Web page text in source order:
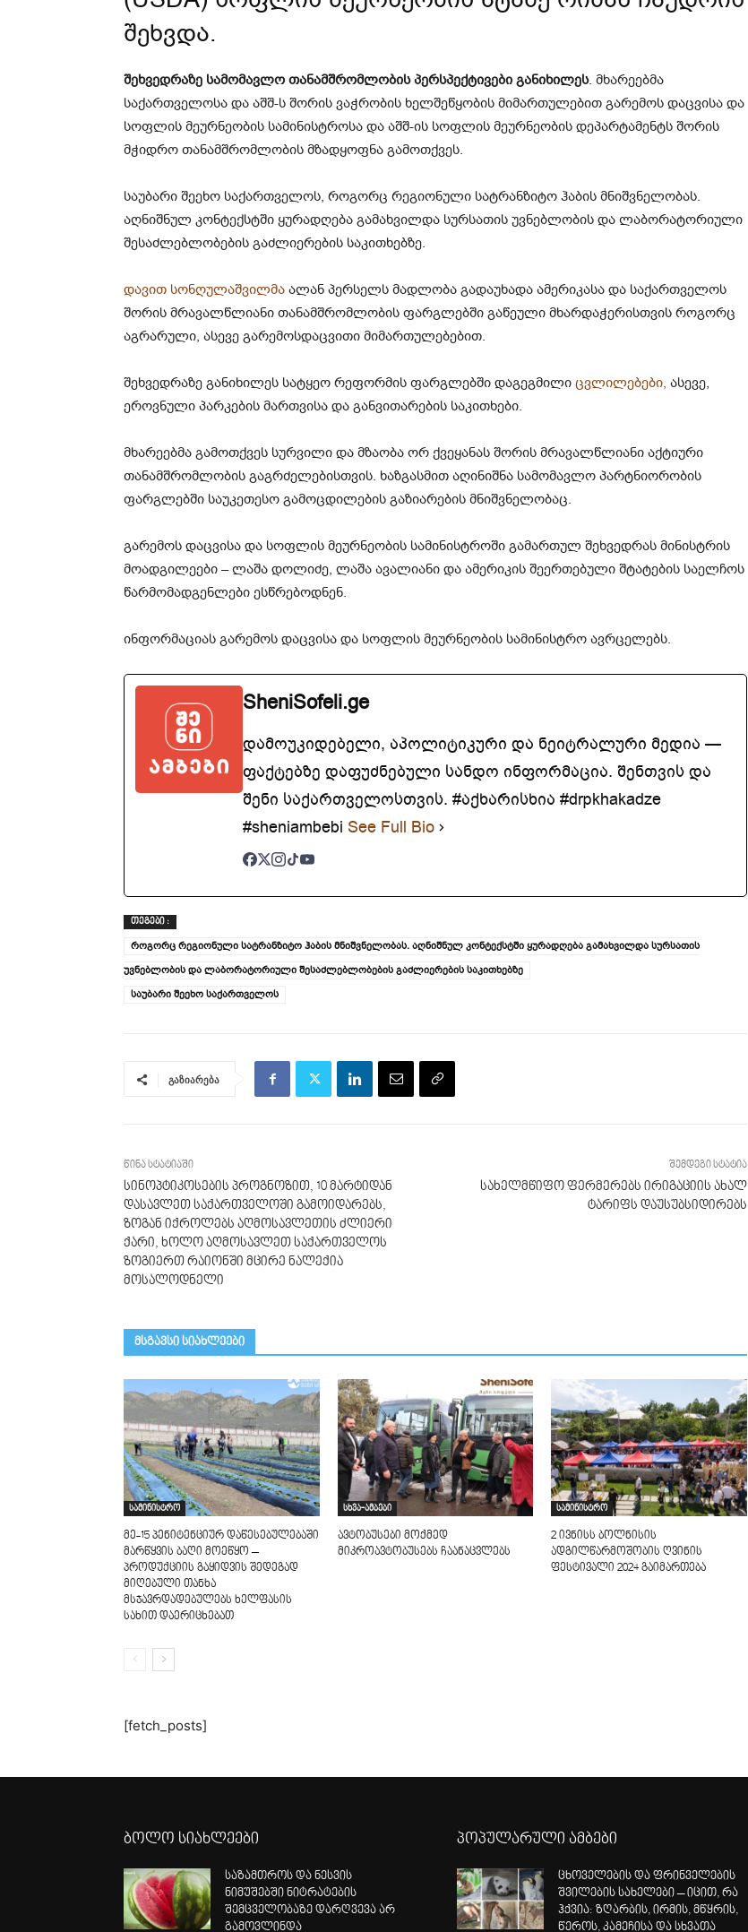
შეხვდა.
შეხვედრაზე სამომავლო თანამშრომლობის პერსპექტივები განიხილეს. მხარეებმა
საქართველოსა და აშშ-ს შორის ვაჭრობის ხელშეწყობის მიმართულებით გარემოს დაცვისა და
სოფლის მეურნეობის სამინისტროსა და აშშ-ის სოფლის მეურნეობის დეპარტამენტს შორის
მჭიდრო თანამშრომლობის მზადყოფნა გამოთქვეს.
საუბარი შეეხო საქართველოს, როგორც რეგიონული სატრანზიტო ჰაბის მნიშვნელობას.
აღნიშნულ კონტექსტში ყურადღება გამახვილდა სურსათის უვნებლობის და ლაბორატორიული
შესაძლებლობების გაძლიერების საკითხებზე.
დავით სონღულაშვილმა ალან პერსელს მადლობა გადაუხადა ამერიკასა და საქართველოს
შორის მრავალწლიანი თანამშრომლობის ფარგლებში გაწეული მხარდაჭერისთვის როგორც
აგრარული, ასევე გარემოსდაცვითი მიმართულებებით.
შეხვედრაზე განიხილეს სატყეო რეფორმის ფარგლებში დაგეგმილი ცვლილებები, ასევე,
ეროვნული პარკების მართვისა და განვითარების საკითხები.
მხარეებმა გამოთქვეს სურვილი და მზაობა ორ ქვეყანას შორის მრავალწლიანი აქტიური
თანამშრომლობის გაგრძელებისთვის. ხაზგასმით აღინიშნა სამომავლო პარტნიორობის
ფარგლებში საუკეთესო გამოცდილების გაზიარების მნიშვნელობაც.
გარემოს დაცვისა და სოფლის მეურნეობის სამინისტროში გამართულ შეხვედრას მინისტრის
მოადგილეები – ლაშა დოლიძე, ლაშა ავალიანი და ამერიკის შეერთებული შტატების საელჩოს
წარმომადგენლები ესწრებოდნენ.
ინფორმაციას გარემოს დაცვისა და სოფლის მეურნეობის სამინისტრო ავრცელებს.
SheniSofeli.ge
დამოუკიდებელი, აპოლიტიკური და ნეიტრალური მედია —
ფაქტებზე დაფუძნებული სანდო ინფორმაცია. შენთვის და
შენი საქართველოსთვის. #აქხარისხია #drpkhakadze
#sheniambebi See Full Bio
ᲗᲔᲒᲔᲑᲘ :
როგორც რეგიონული სატრანზიტო ჰაბის მნიშვნელობას. აღნიშნულ კონტექსტში ყურადღება გამახვილდა სურსათის
უვნებლობის და ლაბორატორიული შესაძლებლობების გაძლიერების საკითხებზე
საუბარი შეეხო საქართველოს
გაზიარება
წინა სტატიაში
სინოპტიკოსების პროგნოზით, 10 მარტიდან
დასავლეთ საქართველოში გამოიდარებს,
ზოგან იქროლებს აღმოსავლეთის ძლიერი
ქარი, ხოლო აღმოსავლეთ საქართველოს
ზოგიერთ რაიონში მცირე ნალექია
მოსალოდნელი
შემდეგი სტატია
სახელმწიფო ფერმერებს ირიგაციის ახალ
ტარიფს დაუსუბსიდირებს
მსგავსი სიახლეები
სამინისტრო
მე-15 პენიტენციურ დაწესებულებაში
მარწყვის ბაღი მოეწყო –
პროდუქციის გაყიდვის შედეგად
მიღებული თანხა
მსჯავრდადებულებს ხელფასის
სახით დაერიცხებათ
სხვა-ამბები
ავტობუსები მოქმედ
მიკროავტობუსებს ჩაანაცვლებს
სამინისტრო
2 ივნისს ბოლნისის
ადგილწარმოშობის ღვინის
ფესტივალი 2024 გაიმართება
[fetch_posts]
ბოლო სიახლეები
საზამთროს და ნესვის
ნიმუშებში ნიტრატების
შემცველობაზე დარღვევა არ
გამოვლინდა
პოპულარული ამბები
ცხოველების და ფრინველების
შვილების სახელები – იცით, რა
ჰქვია: ზღარბის, ირმის, მწყრის,
წეროს, კამეჩისა და სხვათა